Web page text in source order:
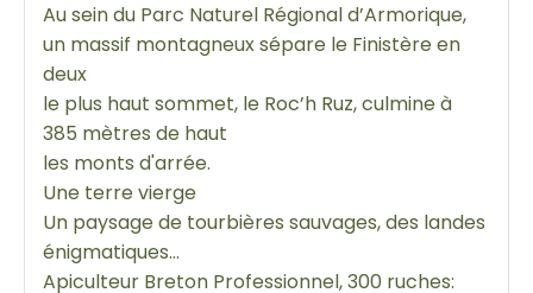
Au sein du Parc Naturel Régional d’Armorique,
un massif montagneux sépare le Finistère en
deux
le plus haut sommet, le Roc’h Ruz, culmine à
385 mètres de haut
les monts d'arrée.
Une terre vierge
Un paysage de tourbières sauvages, des landes
énigmatiques…
Apiculteur Breton Professionnel, 300 ruches: